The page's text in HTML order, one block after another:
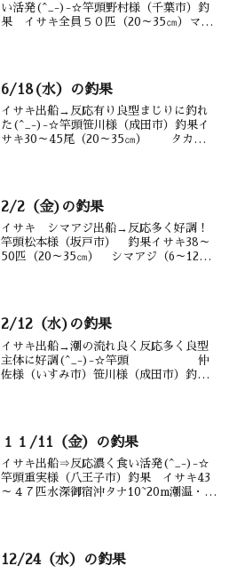
い活発(^_-)-☆竿頭野村様（千葉市）釣
果 イサキ全員５０匹（20～35㎝）マダ
6/18(水）の釣果
イサキ出船→反応有り良型まじりに釣れ
た(^_-)-☆竿頭笹川様（成田市）釣果イ
サキ30～45尾（20～35㎝） タカベ
2/2（金)の釣果
イサキ シマアジ出船→反応多く好調！
竿頭松本様（坂戸市） 釣果イサキ38～
50匹（20～35㎝） シマアジ（6～12
2/12（水)の釣果
イサキ出船→潮の流れ良く反応多く良型
主体に好調(^_-)-☆竿頭 仲
佐様（いすみ市）笹川様（成田市）釣
１１/11（金）の釣果
イサキ出船⇒反応濃く食い活発(^_-)-☆
竿頭重実様（八王子市）釣果 イサキ43
～４７匹水深御宿沖タナ10~20m潮温・潮
12/24（水）の釣果